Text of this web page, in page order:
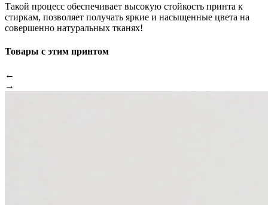
Такой процесс обеспечивает высокую стойкость принта к
стиркам, позволяет получать яркие и насыщенные цвета на
совершенно натуральных тканях!
Товары с этим принтом
←
→